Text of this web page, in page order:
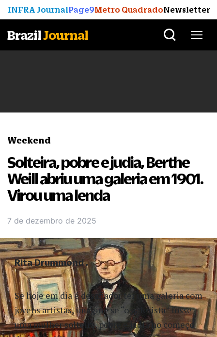
INFRA JournalPage9Metro QuadradoNewsletter
BrazilJournal
Weekend
Solteira, pobre e judia, Berthe
Weill abriu uma galeria em 1901.
Virou uma lenda
7 de dezembro de 2025
Se hoje em dia é desafiador ter uma galeria com
jovens artistas, imagine se “o galerista” fosse
uma mulher solteira, pobre e judia no começo
Rita Drummond